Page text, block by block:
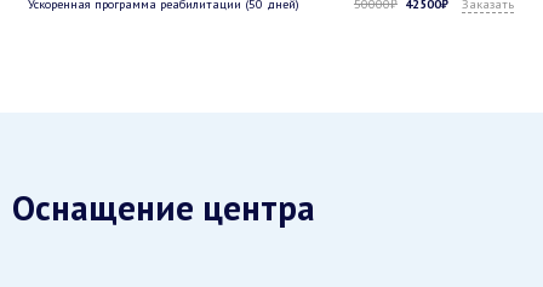
Ускоренная программа реабилитации (50 дней) 50000₽ 42500₽ Заказать
Оснащение центра